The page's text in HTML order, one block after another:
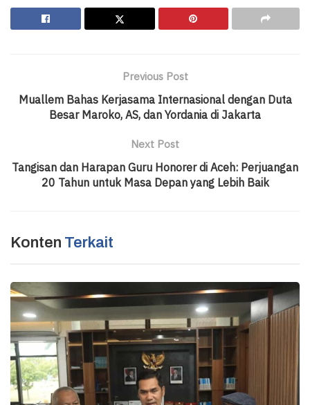
Previous Post
Muallem Bahas Kerjasama Internasional dengan Duta
Besar Maroko, AS, dan Yordania di Jakarta
Next Post
Tangisan dan Harapan Guru Honorer di Aceh: Perjuangan
20 Tahun untuk Masa Depan yang Lebih Baik
Konten Terkait